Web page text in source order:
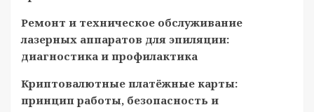
Ремонт и техническое обслуживание
лазерных аппаратов для эпиляции:
диагностика и профилактика
Криптовалютные платёжные карты:
принцип работы, безопасность и